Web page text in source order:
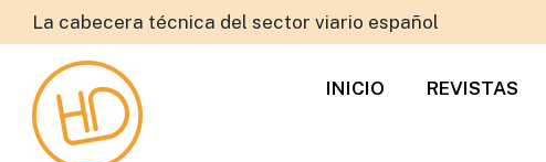
La cabecera técnica del sector viario español
INICIO REVISTAS